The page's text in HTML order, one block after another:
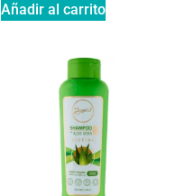
Añadir al carrito